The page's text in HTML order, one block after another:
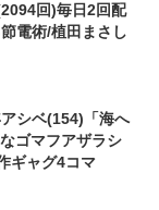
回)毎日2回配
電術/植田まさし
シベ(154)「海へ
ゴマフアザラシ
ギャグ4コマ